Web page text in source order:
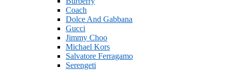
Coach
Dolce And Gabbana
Gucci
Jimmy Choo
Michael Kors
Salvatore Ferragamo
Serengeti